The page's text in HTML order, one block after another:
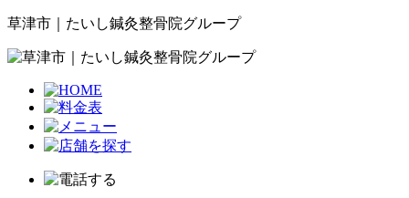
草津市｜たいし鍼灸整骨院グループ